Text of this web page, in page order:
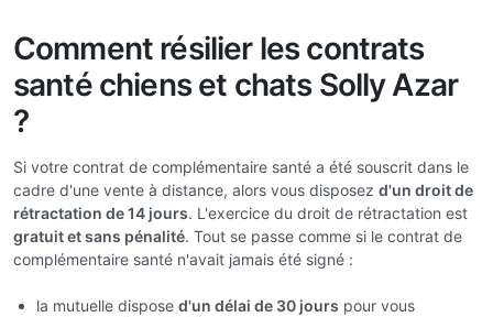
Comment résilier les contrats
santé chiens et chats Solly Azar
?
Si votre contrat de complémentaire santé a été souscrit dans le
cadre d'une vente à distance, alors vous disposez d'un droit de
rétractation de 14 jours. L'exercice du droit de rétractation est
gratuit et sans pénalité. Tout se passe comme si le contrat de
complémentaire santé n'avait jamais été signé :
la mutuelle dispose d'un délai de 30 jours pour vous